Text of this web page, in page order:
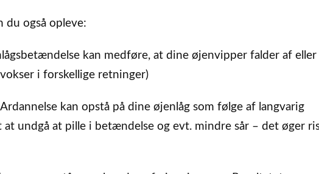
du også opleve:
kan medføre, at dine øjenvipper falder af eller
i forskellige retninger)
Ardannelse kan opstå på dine øjenlåg som følge af langvarig
undgå at pille i betændelse og evt. mindre sår – det øger